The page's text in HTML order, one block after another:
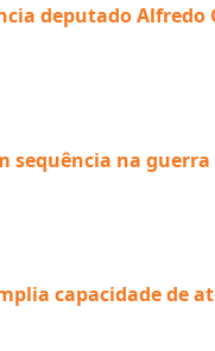
deputado Alfredo
sequência na
capacidade de